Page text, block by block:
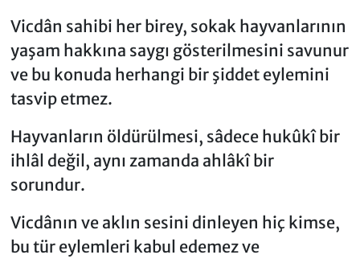
Vicdân sahibi her birey, sokak hayvanlarının
yaşam hakkına saygı gösterilmesini savunur
ve bu konuda herhangi bir şiddet eylemini
tasvip etmez.
Hayvanların öldürülmesi, sâdece hukûkî bir
ihlâl değil, aynı zamanda ahlâkî bir
sorundur.
Vicdânın ve aklın sesini dinleyen hiç kimse,
bu tür eylemleri kabul edemez ve